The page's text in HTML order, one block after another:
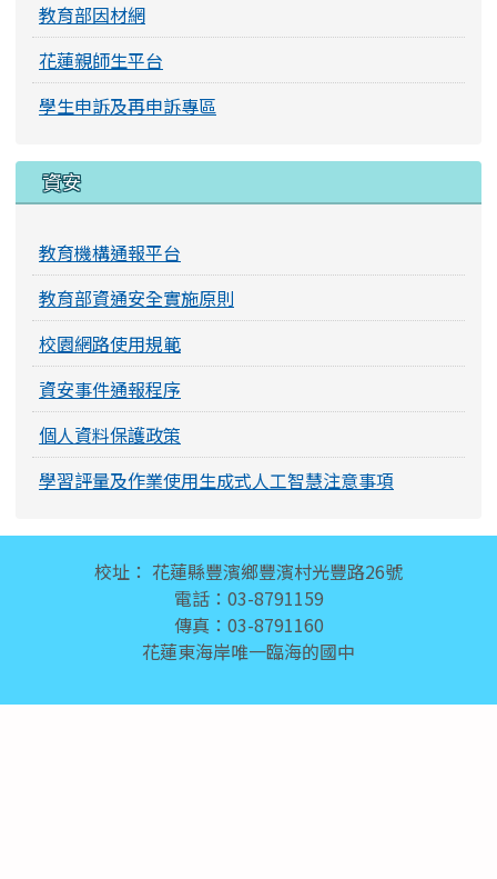
教育部因材網
花蓮親師生平台
學生申訴及再申訴專區
資安
教育機構通報平台
教育部資通安全實施原則
校園網路使用規範
資安事件通報程序
個人資料保護政策
學習評量及作業使用生成式人工智慧注意事項
頁尾區域內容
校址： 花蓮縣豐濱鄉豐濱村光豐路26號
電話：03-8791159
傳真：03-8791160
花蓮東海岸唯一臨海的國中